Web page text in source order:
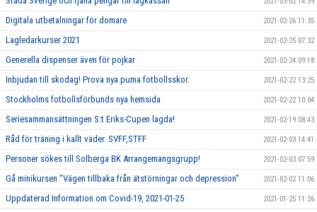
Digitala utbetalningar för domare 2021-02-26 11:35
Lagledarkurser 2021 2021-02-25 07:32
Generella dispenser även för pojkar 2021-02-24 09:18
Inbjudan till skodag! Prova nya puma fotbollsskor. 2021-02-22 13:25
Stockholms fotbollsförbunds nya hemsida 2021-02-22 10:04
Seriesammansättningen S:t Eriks-Cupen lagda! 2021-02-19 08:43
Råd för träning i kallt väder. SVFF,STFF 2021-02-03 14:41
Personer sökes till Solberga BK Arrangemangsgrupp! 2021-02-03 07:59
Gå minikursen "Vägen tillbaka från ätstörningar och depression" 2021-02-02 11:06
Uppdaterad Information om Covid-19, 2021-01-25 2021-01-25 11:26